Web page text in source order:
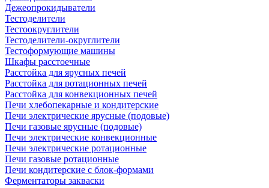
Дежеопрокидыватели
Тестоделители
Тестоокруглители
Тестоделители-округлители
Тестоформующие машины
Шкафы расстоечные
Расстойка для ярусных печей
Расстойка для ротационных печей
Расстойка для конвекционных печей
Печи хлебопекарные и кондитерские
Печи электрические ярусные (подовые)
Печи газовые ярусные (подовые)
Печи электрические конвекционные
Печи электрические ротационные
Печи газовые ротационные
Печи кондитерские с блок-формами
Ферментаторы закваски